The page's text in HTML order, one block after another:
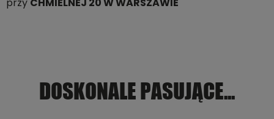
DOSKONALE PASUJĄCE...